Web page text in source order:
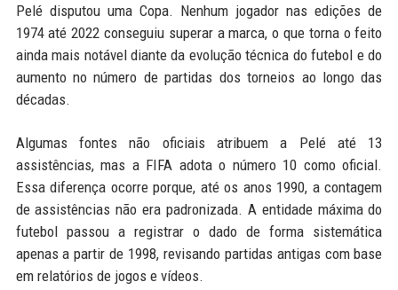
Pelé disputou uma Copa. Nenhum jogador nas edições de
1974 até 2022 conseguiu superar a marca, o que torna o feito
ainda mais notável diante da evolução técnica do futebol e do
aumento no número de partidas dos torneios ao longo das
décadas.
Algumas fontes não oficiais atribuem a Pelé até 13
assistências, mas a FIFA adota o número 10 como oficial.
Essa diferença ocorre porque, até os anos 1990, a contagem
de assistências não era padronizada. A entidade máxima do
futebol passou a registrar o dado de forma sistemática
apenas a partir de 1998, revisando partidas antigas com base
em relatórios de jogos e vídeos.